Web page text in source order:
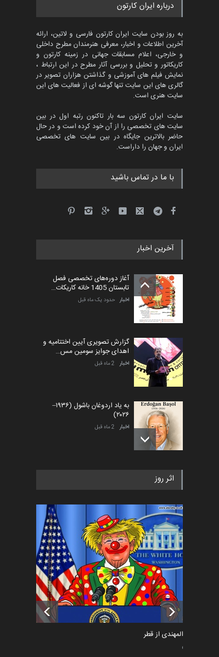
کارتون CARTUNION ، …
جشنواره بین‌المللی کارتون
مدارس پرتغال، ۲۰۲۷
مهلت 4 ماه دیگر
پنجمین مسابقۀ بین‌المللی
کارتون طنز «کلاه‌ای…
مهلت
درباره ایران کارتون
به روز بودن سایت ایران کارتون فارسی و لاتین، ارائه
آخرین اطلاعات و اخبار، معرفی هنرمندان مطرح داخلی
و خارجی، اعلام مسابقات جهانی در زمینه کارتون و
کاریکاتور و تحلیل و بررسی آثار مطرح در این ارتباط ،
نمایش فیلم های آموزشی و گذاشتن هزاران تصویر در
گالری های این سایت تنها گوشه ای از فعالیت های این
سایت هنری است.
سایت ایران کارتون سه بار تاکنون رتبه اول در بین
سایت های تخصصی را از آن خود کرده است و در حال
حاضر بالاترین جایگاه در بین سایت های تخصصی
ایران و جهان را داراست.
با ما در تماس باشید
آخرین اخبار
آغاز دوره‌های تخصصی فصل
تابستان 1405 خانه کاریکات…
اخبار حدود یک ماه قبل
گزارش تصویری آیین اختتامیه و
اهدای جوایز سومین مس…
اخبار 2 ماه قبل
به یاد اردوغان باشول (۱۹۳۶–
۲۰۲۶)
اخبار 2 ماه قبل
رویداد کارگاهی کارتون و پوستر
اخبار 5 ماه قبل
فراخوان رویداد کارگاهی کارتون و
پوستر "ایران سربل…
اخبار 6 ماه قبل
تسلیت به همکار | سهراب خیری
اخبار 6 ماه قبل
اثر روز
سعد المهندی از قطر
سیاسی